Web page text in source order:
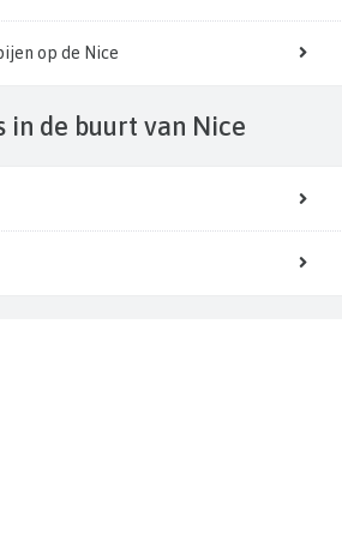
op de Nice
in de buurt van Nice